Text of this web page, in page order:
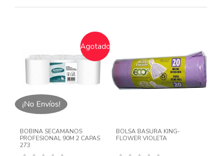
Agotado
¡No Envíos!
BOBINA SECAMANOS
PROFESIONAL 90M 2 CAPAS
273
BOLSA BASURA KING-
FLOWER VIOLETA